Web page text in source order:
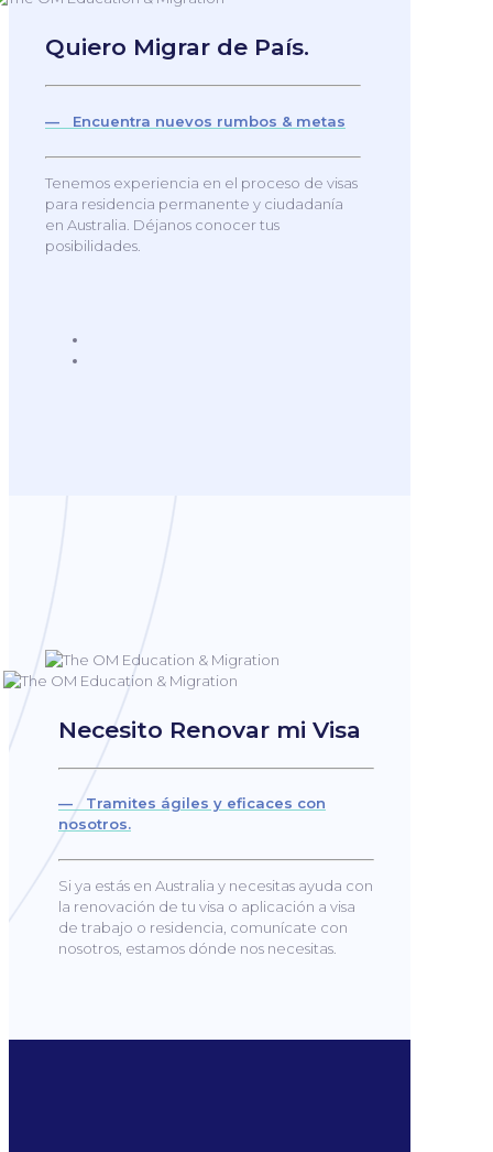
Quiero Migrar de País.
— Encuentra nuevos rumbos & metas
Tenemos experiencia en el proceso de visas
para residencia permanente y ciudadanía
en Australia. Déjanos conocer tus
posibilidades.
Necesito Renovar mi Visa
— Tramites ágiles y eficaces con
nosotros.
Si ya estás en Australia y necesitas ayuda con
la renovación de tu visa o aplicación a visa
de trabajo o residencia, comunícate con
nosotros, estamos dónde nos necesitas.